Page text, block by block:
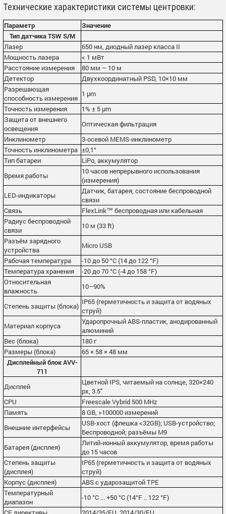
Технические характеристики системы центровки:
Параметр
Значение
Тип датчика TSW S/M
Лазер
650 нм, диодный лазер класса II
Мощность лазера
< 1 мВт
Расстояние измерения
80 мм – 10 м
Детектор
Двухкоординатный PSD, 10×10 мм
Разрешающая
способность измерения 1 µm
Точность измерения
1% ± 5 µm
Защита от внешнего
освещения
Оптическая фильтрация
Инклинометр
3-осевой MEMS-инклинометр
Точность инклинометра ±0,1°
Тип батареи
LiPo, аккумулятор
Время работы
10 часов непрерывного использования
(измерения)
LED-индикаторы
Датчик, батарея, состояние беспроводной
связи
Связь
FlexLink™ беспроводная или кабельная
Радиус беспроводной
связи
10 м (33 ft)
Разъём зарядного
устройства
Micro USB
Рабочая температура
-10 до 50 °C (14 до 122 °F)
Температура хранения
-20 до 70 °C (-4 до 158 °F)
Относительная
влажность
10–90%
Степень защиты (блока) IP65 (герметичность и защита от водяных
струй)
Материал корпуса
Ударопрочный ABS-пластик, анодированный
алюминий
Вес (блока)
180 г
Размеры (блока)
65 × 58 × 48 мм
Дисплейный блок AVV-
711
Дисплей
Цветной IPS, читаемый на солнце, 320×240
px, 3.5"
CPU
Freescale Vybrid 500 MHz
Память
8 GB, >100000 измерений
Внешние интерфейсы
USB-хост (флешка <32GB); USB-устройство;
Беспроводной; разъёмы M9
Батарея (дисплея)
Литий-ионный аккумулятор, время работы
до 15 часов
Степень защиты
(дисплея)
IP65 (герметичность и защита от водяных
струй)
Корпус (дисплея)
ABS с ударозащитой TPE
Температурный
диапазон
-10 °C ... +50 °C (14°F .. 122 °F)